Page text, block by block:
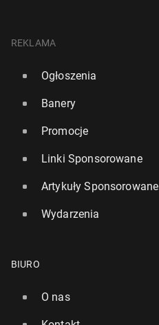
REKLAMA
Ogłoszenia
Banery
Promocje
Linki Sponsorowane
Artykuły Sponsorowane
Wydarzenia
BIURO
O nas